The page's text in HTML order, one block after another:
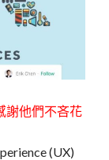
謝他們不吝花
(UX)